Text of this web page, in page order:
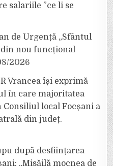
salariile ”ce li se
de Urgență „Sfântul
din nou funcțional
2026
Vrancea își exprimă
în care majoritatea
Consiliul local Focșani a
din județ.
după desființarea
„Misăilă mocnea de